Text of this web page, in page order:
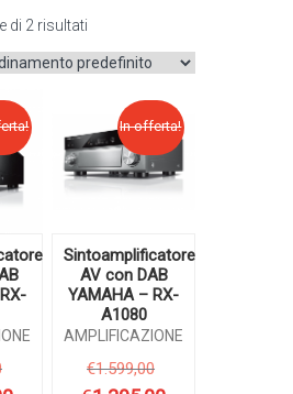
ONLINE
di 2 risultati
prezzo
In offerta!
Sintoamplificatore
AV con DAB
YAMAHA – RX-
A1080
AMPLIFICAZIONE
€1.599,00
prezzo